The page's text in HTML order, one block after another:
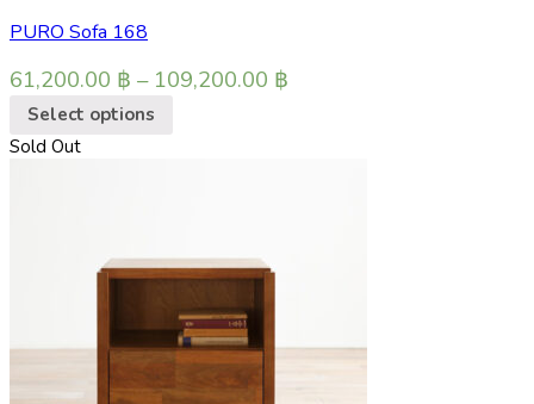
PURO Sofa 168
61,200.00 ฿ – 109,200.00 ฿
Select options
Sold Out